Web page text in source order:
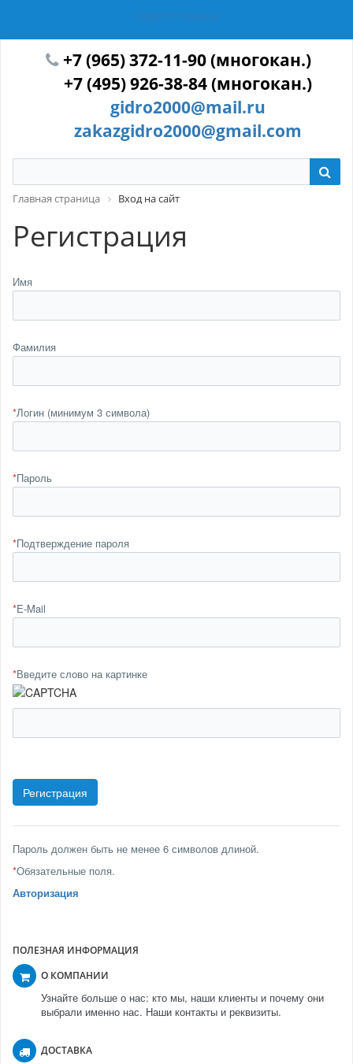
ГИДРОТЕХМАШ
+7 (965) 372-11-90 (многокан.)
+7 (495) 926-38-84 (многокан.)
gidro2000@mail.ru
zakazgidro2000@gmail.com
Главная страница Вход на сайт
Регистрация
Имя
Фамилия
*Логин (минимум 3 символа)
*Пароль
*Подтверждение пароля
*E-Mail
*Введите слово на картинке
Пароль должен быть не менее 6 символов длиной.
*Обязательные поля.
Авторизация
ПОЛЕЗНАЯ ИНФОРМАЦИЯ
О КОМПАНИИ
Узнайте больше о нас: кто мы, наши клиенты и почему они
выбрали именно нас. Наши контакты и реквизиты.
ДОСТАВКА